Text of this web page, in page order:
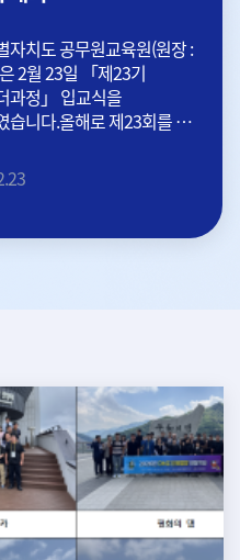
자치도 공무원교육원(원장 :
2월 23일 「제23기
과정」 입교식을
습니다.올해로 제23회를 맞는